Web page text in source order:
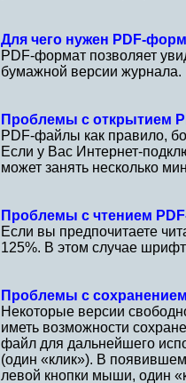
Для чего нужен PDF-
PDF-формат позволяет
бумажной версии журнала.
Проблемы с открытием
PDF-файлы как правило,
Если у Вас Интернет-
может занять несколько
Проблемы с чтением
Если вы предпочитаете
125%. В этом случае шрифт
Проблемы с
Некоторые версии
иметь возможности
файл для дальнейшего
(один «клик»). В
левой кнопки мыши, один